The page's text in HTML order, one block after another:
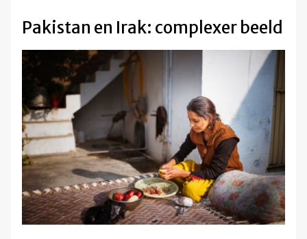
Pakistan en Irak: complexer beeld